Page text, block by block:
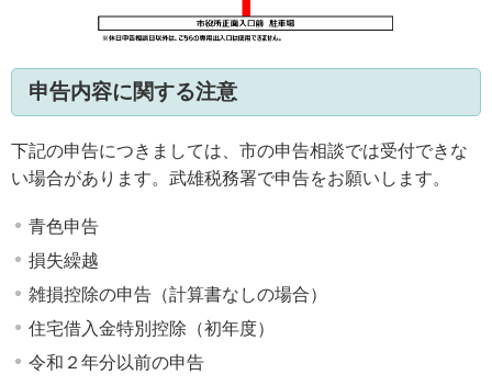
申告内容に関する注意
下記の申告につきましては、市の申告相談では受付できな
い場合があります。武雄税務署で申告をお願いします。
青色申告
損失繰越
雑損控除の申告（計算書なしの場合）
住宅借入金特別控除（初年度）
令和２年分以前の申告